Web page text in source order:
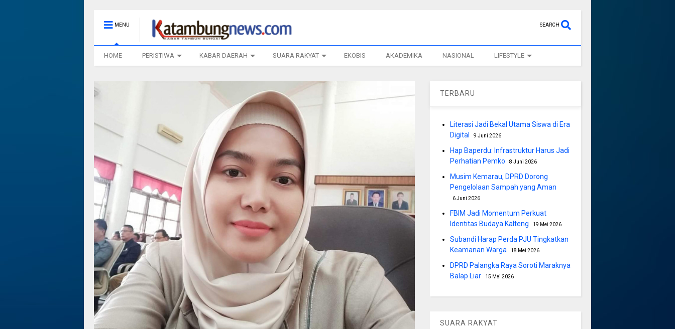
MENU SEARCH
HOME PERISTIWA KABAR DAERAH SUARA RAKYAT EKOBIS AKADEMIKA NASIONAL LIFESTYLE
TERBARU
Literasi Jadi Bekal Utama Siswa di Era
Digital
9 Juni 2026
Hap Baperdu: Infrastruktur Harus Jadi
Perhatian Pemko
8 Juni 2026
Musim Kemarau, DPRD Dorong
Pengelolaan Sampah yang Aman
6 Juni 2026
FBIM Jadi Momentum Perkuat
Identitas Budaya Kalteng
19 Mei 2026
Subandi Harap Perda PJU Tingkatkan
Keamanan Warga
18 Mei 2026
DPRD Palangka Raya Soroti Maraknya
Balap Liar
15 Mei 2026
SUARA RAKYAT